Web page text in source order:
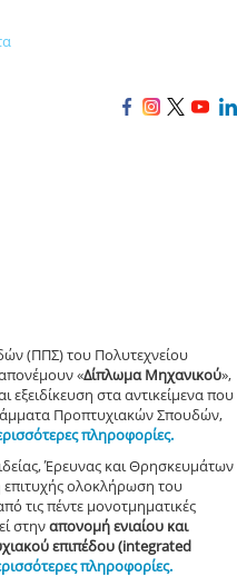
(ΠΠΣ) του Πολυτεχνείου
«Δίπλωμα Μηχανικού»,
εξειδίκευση στα αντικείμενα που
Προπτυχιακών Σπουδών,
πληροφορίες.
Έρευνας και Θρησκευμάτων
επιτυχής ολοκλήρωση του
τις πέντε μονοτμηματικές
στηναπονομή ενιαίου και
επιπέδου (integrated
πληροφορίες.